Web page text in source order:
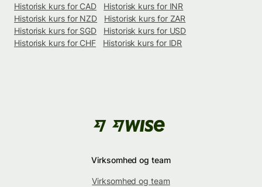
Historisk kurs for CAD
Historisk kurs for INR
Historisk kurs for NZD
Historisk kurs for ZAR
Historisk kurs for SGD
Historisk kurs for USD
Historisk kurs for CHF
Historisk kurs for IDR
Virksomhed og team
Virksomhed og team